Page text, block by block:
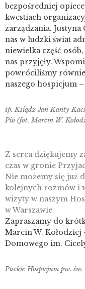
bezpośredniej
kwestiach
zarządzania. Justyna
nas w ludzki świat
niewielka część
nas przyjęły.
powróciliśmy
naszego hospicjum
śp. Ksiądz Jan Kanty
Pio (fot. Marcin W.
Z serca dziękujemy
czas w gronie
Nie możemy się już
kolejnych rozmów i
wizyty w naszym
w Warszawie.
Zapraszamy do
Marcin W.
Domowego im.
Puckie Hospicjum pw.